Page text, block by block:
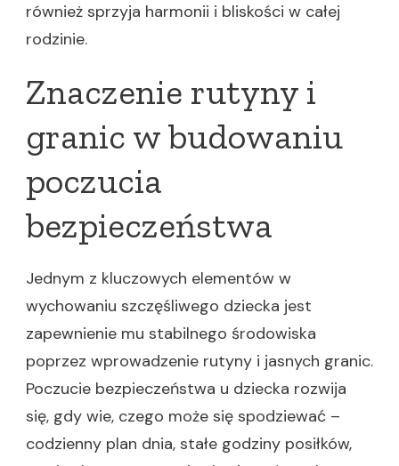
również sprzyja harmonii i bliskości w całej
rodzinie.
Znaczenie rutyny i
granic w budowaniu
poczucia
bezpieczeństwa
Jednym z kluczowych elementów w
wychowaniu szczęśliwego dziecka jest
zapewnienie mu stabilnego środowiska
poprzez wprowadzenie rutyny i jasnych granic.
Poczucie bezpieczeństwa u dziecka rozwija
się, gdy wie, czego może się spodziewać –
codzienny plan dnia, stałe godziny posiłków,